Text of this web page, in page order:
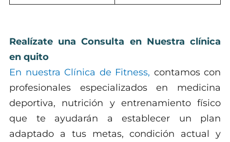
Realízate una Consulta en Nuestra clínica
en quito
En nuestra Clínica de Fitness, contamos con
profesionales especializados en medicina
deportiva, nutrición y entrenamiento físico
que te ayudarán a establecer un plan
adaptado a tus metas, condición actual y